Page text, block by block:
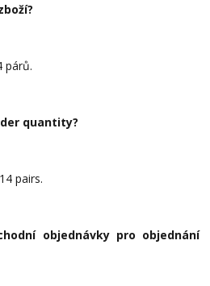
párů.
quantity?
pairs.
objednávky pro objednání